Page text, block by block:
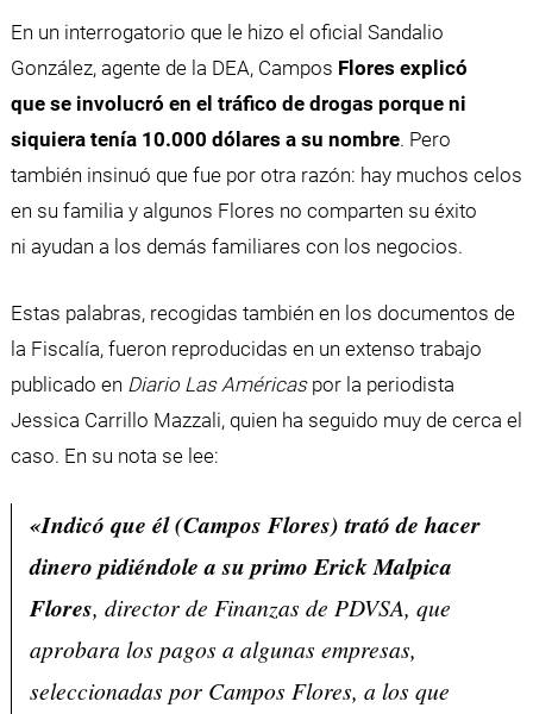
En un interrogatorio que le hizo el oficial Sandalio
González, agente de la DEA, Campos Flores explicó
que se involucró en el tráfico de drogas porque ni
siquiera tenía 10.000 dólares a su nombre. Pero
también insinuó que fue por otra razón: hay muchos celos
en su familia y algunos Flores no comparten su éxito
ni ayudan a los demás familiares con los negocios.
Estas palabras, recogidas también en los documentos de
la Fiscalía, fueron reproducidas en un extenso trabajo
publicado en Diario Las Américaspor la periodista
Jessica Carrillo Mazzali, quien ha seguido muy de cerca el
caso. En su nota se lee:
«Indicó que él (Campos Flores) trató de hacer
dinero pidiéndole a su primo Erick Malpica
Flores, director de Finanzas de PDVSA, que
aprobara los pagos a algunas empresas,
seleccionadas por Campos Flores, a los que